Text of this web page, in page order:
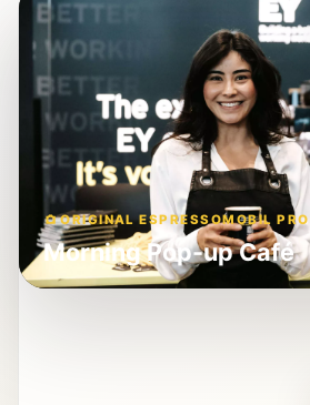
ORIGINAL ESPRESSOMOBIL
Morning Pop-up Café